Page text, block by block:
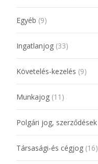
Egyéb (9)
Ingatlanjog (33)
Követelés-kezelés (9)
Munkajog (11)
Polgári jog, szerződések
Társasági-és cégjog (16)